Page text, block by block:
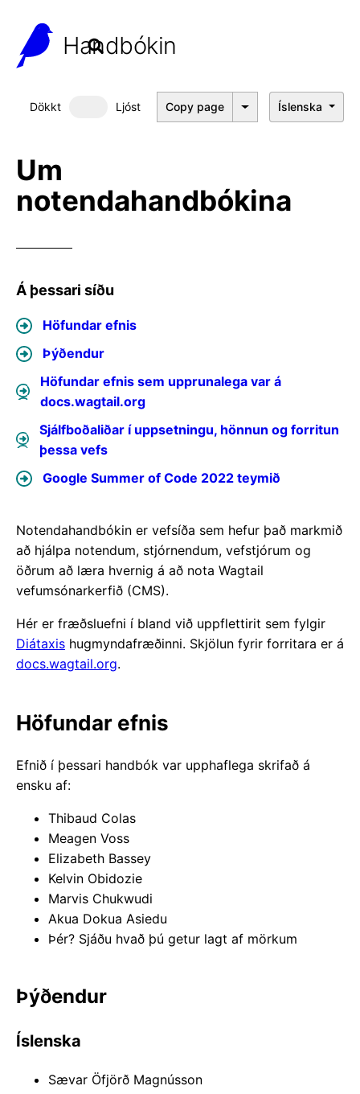
Handbókin
Dökkt Dökkt þema
Ljóst Copy page Íslenska
Um
notendahandbókina
Á þessari síðu
Höfundar efnis
Þýðendur
Höfundar efnis sem upprunalega var á
docs.wagtail.org
Sjálfboðaliðar í uppsetningu, hönnun og forritun
þessa vefs
Google Summer of Code 2022 teymið
Notendahandbókin er vefsíða sem hefur það markmið
að hjálpa notendum, stjórnendum, vefstjórum og
öðrum að læra hvernig á að nota Wagtail
vefumsónarkerfið (CMS).
Hér er fræðsluefni í bland við uppflettirit sem fylgir
Diátaxis hugmyndafræðinni. Skjölun fyrir forritara er á
docs.wagtail.org.
Höfundar efnis
Efnið í þessari handbók var upphaflega skrifað á
ensku af:
Thibaud Colas
Meagen Voss
Elizabeth Bassey
Kelvin Obidozie
Marvis Chukwudi
Akua Dokua Asiedu
Þér? Sjáðu hvað þú getur lagt af mörkum
Þýðendur
Íslenska
Sævar Öfjörð Magnússon